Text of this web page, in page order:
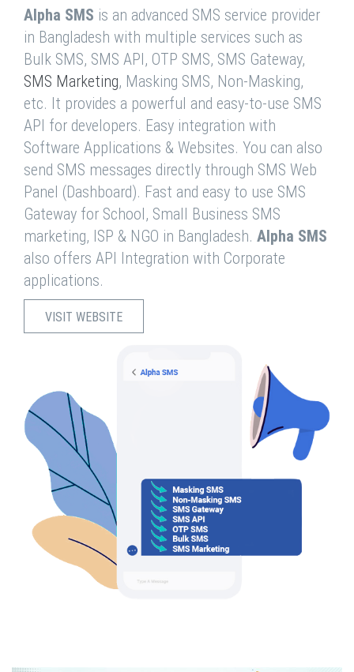
Alpha SMS is an advanced SMS service provider
in Bangladesh with multiple services such as
Bulk SMS, SMS API, OTP SMS, SMS Gateway,
SMS Marketing, Masking SMS, Non-Masking,
etc. It provides a powerful and easy-to-use SMS
API for developers. Easy integration with
Software Applications & Websites. You can also
send SMS messages directly through SMS Web
Panel (Dashboard). Fast and easy to use SMS
Gateway for School, Small Business SMS
marketing, ISP & NGO in Bangladesh. Alpha SMS
also offers API Integration with Corporate
applications.
VISIT WEBSITE